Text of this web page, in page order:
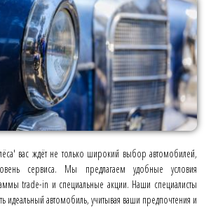
вас ждёт не только широкий выбор автомобилей,
сервиса. Мы предлагаем удобные условия
trade-in и специальные акции. Наши специалисты
идеальный автомобиль, учитывая ваши предпочтения и